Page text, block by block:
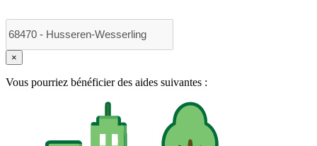
×
Vous pourriez bénéficier des aides suivantes :